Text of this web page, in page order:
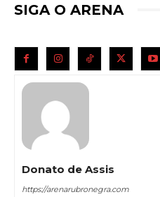
SIGA O ARENA
Donato de Assis
https://arenarubronegra.com